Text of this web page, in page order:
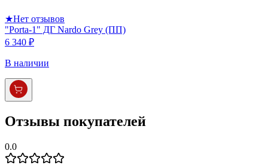
★Нет отзывов
"Porta-1" ДГ Nardo Grey (ПП)
6 340 ₽
В наличии
Отзывы покупателей
0.0